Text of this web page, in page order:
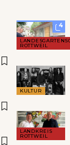
4
ROTTWEIL
KULTUR
LANDKREIS
ROTTWEIL